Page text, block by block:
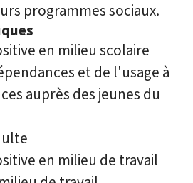
programmes sociaux.
en milieu scolaire
et de l'usage à
auprès des jeunes du
en milieu de travail